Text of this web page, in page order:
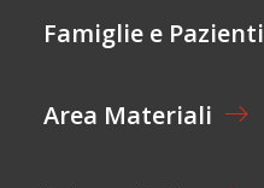
N
OO
*
Famiglie e Pazienti
Area Materiali